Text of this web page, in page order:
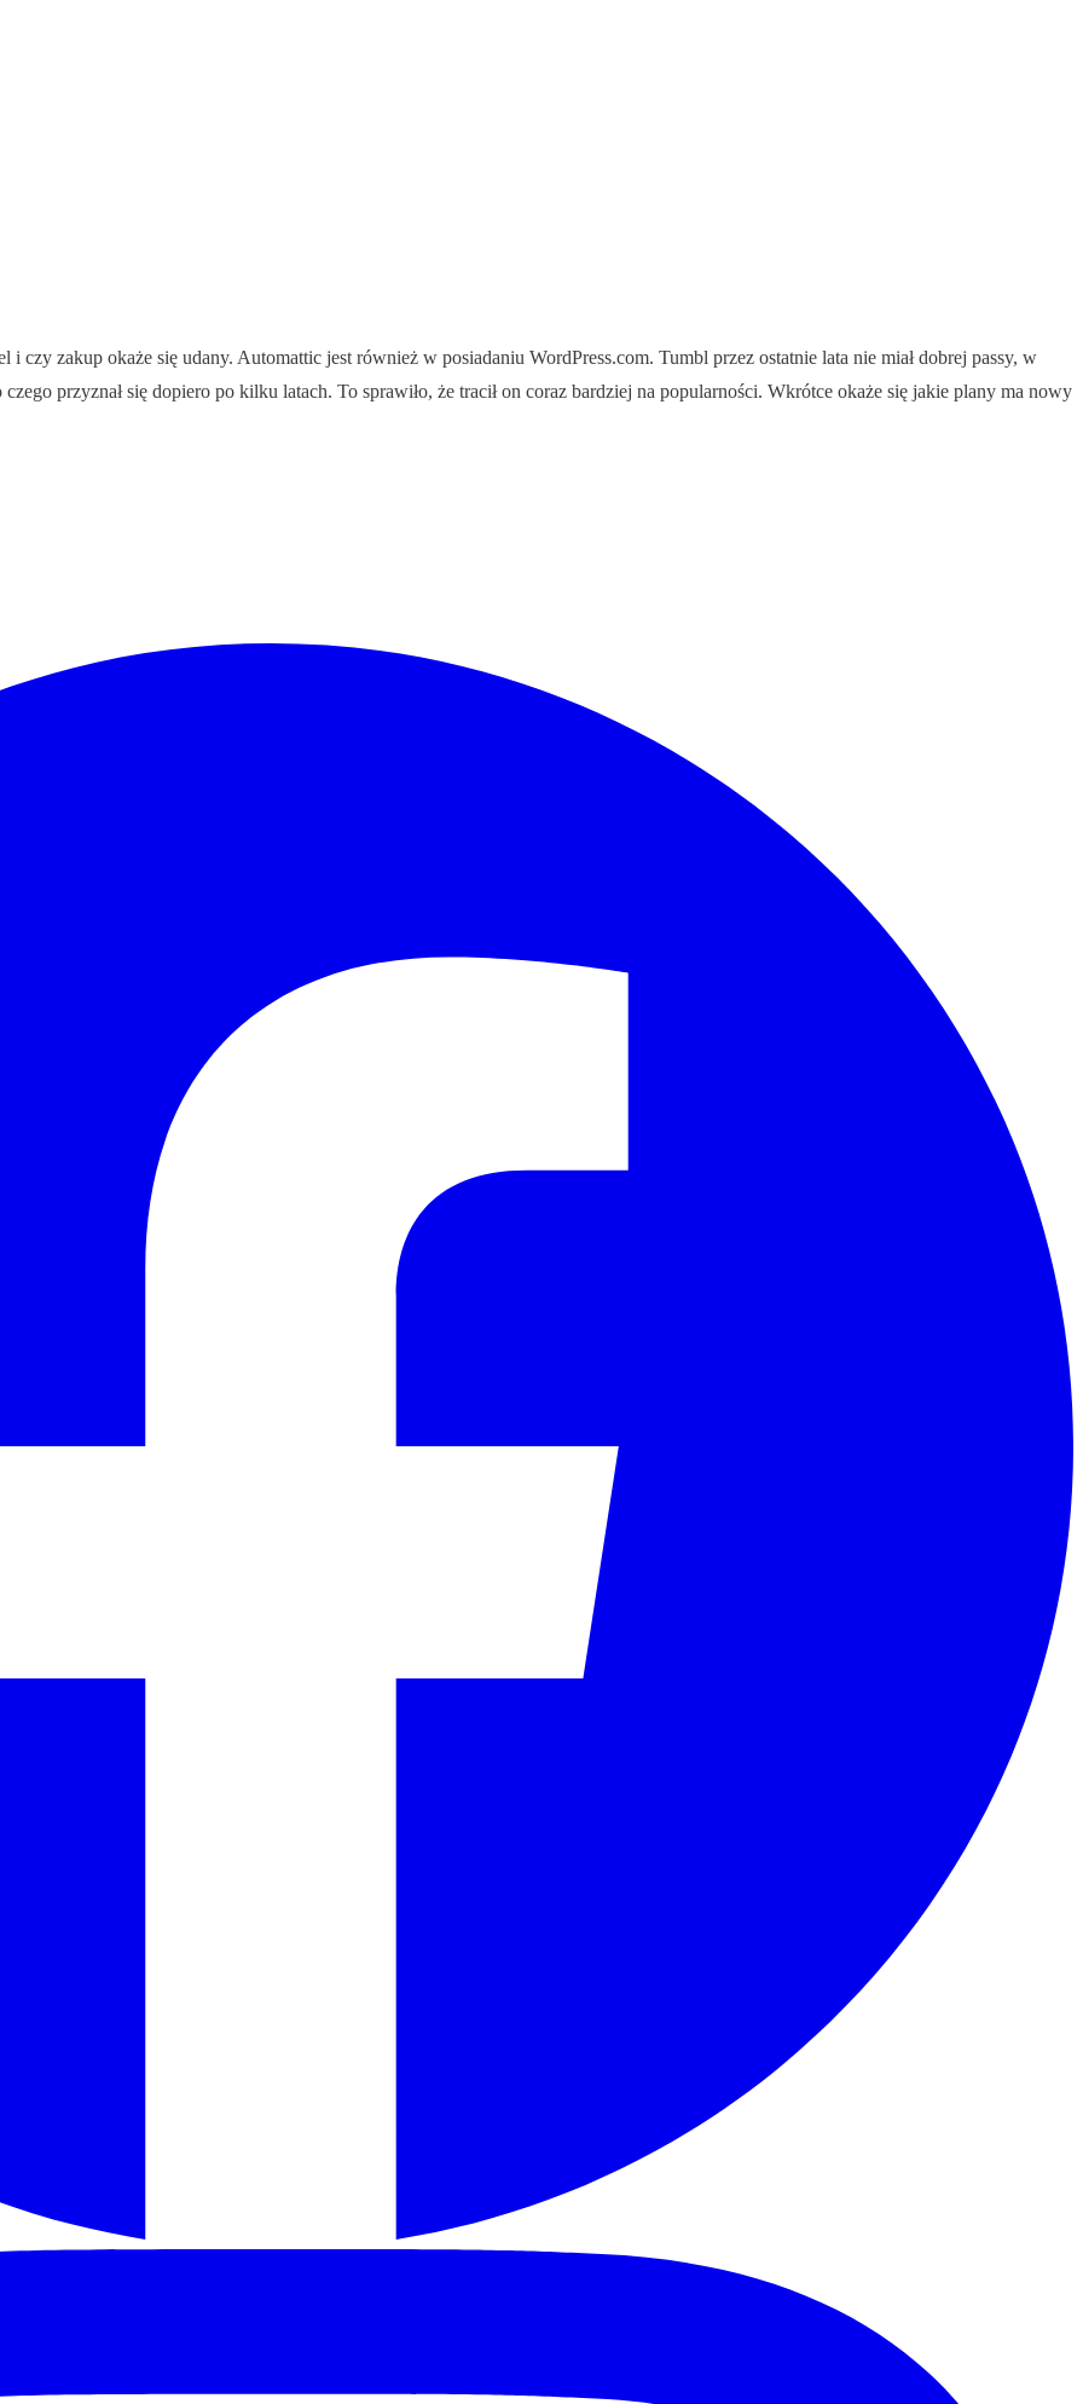
czy zakup okaże się udany. Automattic jest również w posiadaniu WordPress.com. Tumbl przez ostatnie lata nie miał dobrej passy, w
przyznał się dopiero po kilku latach. To sprawiło, że tracił on coraz bardziej na popularności. Wkrótce okaże się jakie plany ma nowy